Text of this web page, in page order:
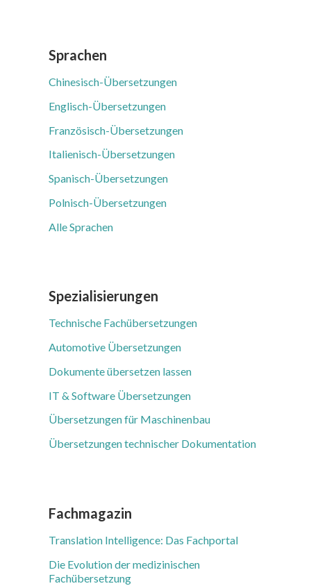
Sprachen
Chinesisch-Übersetzungen
Englisch-Übersetzungen
Französisch-Übersetzungen
Italienisch-Übersetzungen
Spanisch-Übersetzungen
Polnisch-Übersetzungen
Alle Sprachen
Spezialisierungen
Technische Fachübersetzungen
Automotive Übersetzungen
Dokumente übersetzen lassen
IT & Software Übersetzungen
Übersetzungen für Maschinenbau
Übersetzungen technischer Dokumentation
Fachmagazin
Translation Intelligence: Das Fachportal
Die Evolution der medizinischen
Fachübersetzung